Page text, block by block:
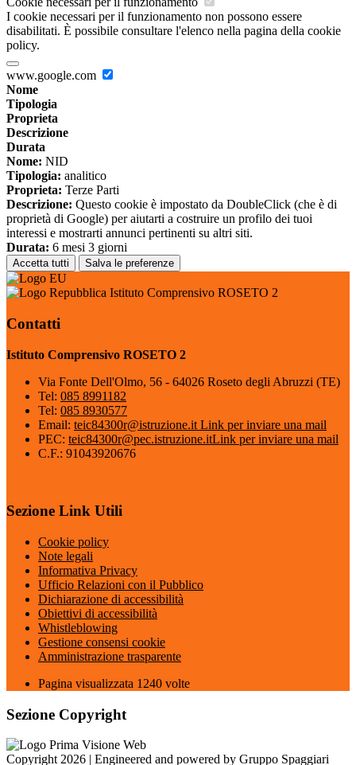
I cookie necessari per il funzionamento non possono essere
disabilitati. È possibile consultare l'elenco nella pagina della cookie
policy.
www.google.com
Nome
Tipologia
Proprieta
Descrizione
Durata
Nome: NID
Tipologia: analitico
Proprieta: Terze Parti
Descrizione: Questo cookie è impostato da DoubleClick (che è di
proprietà di Google) per aiutarti a costruire un profilo dei tuoi
interessi e mostrarti annunci pertinenti su altri siti.
Durata: 6 mesi 3 giorni
Accetta tutti Salva le preferenze
Istituto Comprensivo ROSETO 2
Contatti
Istituto Comprensivo ROSETO 2
Via Fonte Dell'Olmo, 56 - 64026 Roseto degli Abruzzi (TE)
Tel: 085 8991182
Tel: 085 8930577
Email: teic84300r@istruzione.it Link per inviare una mail
PEC: teic84300r@pec.istruzione.itLink per inviare una mail
C.F.: 91043920676
Sezione Link Utili
Cookie policy
Note legali
Informativa Privacy
Ufficio Relazioni con il Pubblico
Dichiarazione di accessibilità
Obiettivi di accessibilità
Whistleblowing
Gestione consensi cookie
Amministrazione trasparente
Pagina visualizzata 1240 volte
Sezione Copyright
Copyright 2026 | Engineered and powered by Gruppo Spaggiari